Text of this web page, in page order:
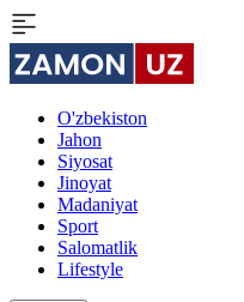
O'zbekiston
Jahon
Siyosat
Jinoyat
Madaniyat
Sport
Salomatlik
Lifestyle